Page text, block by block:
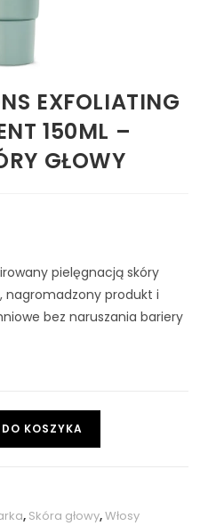
EXFOLIATING
150ML –
GŁOWY
pielęgnacją skóry
produkt i
bez naruszania bariery
KOSZYKA
, Skóra głowy,Włosy